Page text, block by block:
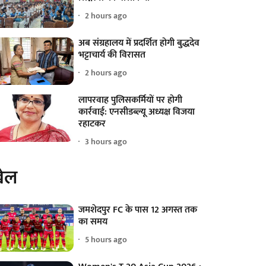
2 hours ago
अब संग्रहालय में प्रदर्शित होगी बुद्धदेव
भट्टाचार्य की विरासत
2 hours ago
लापरवाह पुलिसकर्मियों पर होगी
कार्रवाई: एनसीडब्ल्यू अध्यक्ष विजया
रहाटकर
3 hours ago
जमशेदपुर FC के पास 12 अगस्त तक
का समय
5 hours ago